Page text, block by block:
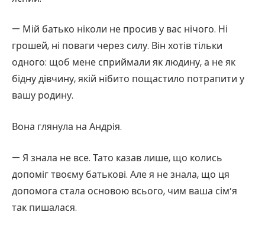
— Мій батько ніколи не просив у вас нічого. Ні
грошей, ні поваги через силу. Він хотів тільки
одного: щоб мене сприймали як людину, а не як
бідну дівчину, якій нібито пощастило потрапити у
вашу родину.
Вона глянула на Андрія.
— Я знала не все. Тато казав лише, що колись
допоміг твоєму батькові. Але я не знала, що ця
допомога стала основою всього, чим ваша сім’я
так пишалася.